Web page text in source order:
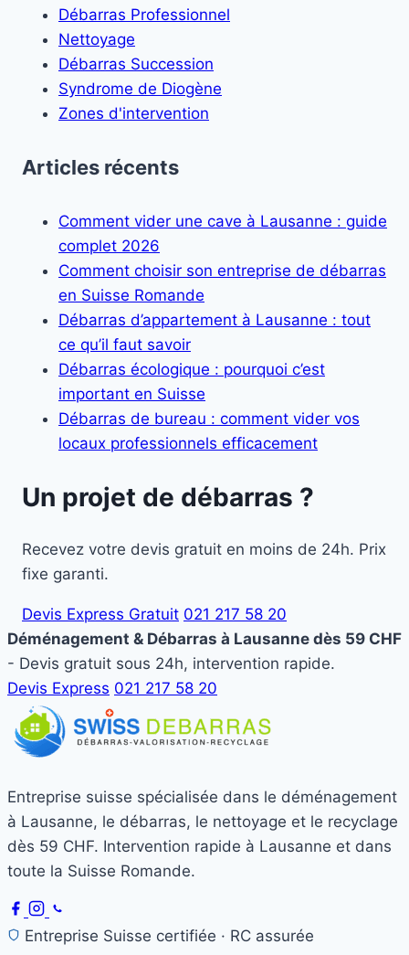
Débarras Professionnel
Nettoyage
Débarras Succession
Syndrome de Diogène
Zones d'intervention
Articles récents
Comment vider une cave à Lausanne : guide
complet 2026
Comment choisir son entreprise de débarras
en Suisse Romande
Débarras d’appartement à Lausanne : tout
ce qu’il faut savoir
Débarras écologique : pourquoi c’est
important en Suisse
Débarras de bureau : comment vider vos
locaux professionnels efficacement
Un projet de débarras ?
Recevez votre devis gratuit en moins de 24h. Prix
fixe garanti.
Devis Express Gratuit 021 217 58 20
Déménagement & Débarras à Lausanne dès 59 CHF
- Devis gratuit sous 24h, intervention rapide.
Devis Express 021 217 58 20
Entreprise suisse spécialisée dans le déménagement
à Lausanne, le débarras, le nettoyage et le recyclage
dès 59 CHF. Intervention rapide à Lausanne et dans
toute la Suisse Romande.
Entreprise Suisse certifiée · RC assurée